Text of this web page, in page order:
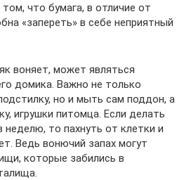
что бумага, в отличие от
«запереть» в себе неприятный
воняет, может являться
домика. Важно не только
но и мыть сам поддон, а
игрушки питомца. Если делать
неделю, то пахнуть от клетки и
Ведь вонючий запах могут
которые забились в